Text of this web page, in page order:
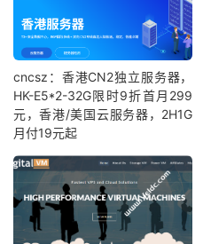
cncsz：香港CN2独立服务器，
HK-E5*2-32G限时9折首月299
元，香港/美国云服务器，2H1G
月付19元起